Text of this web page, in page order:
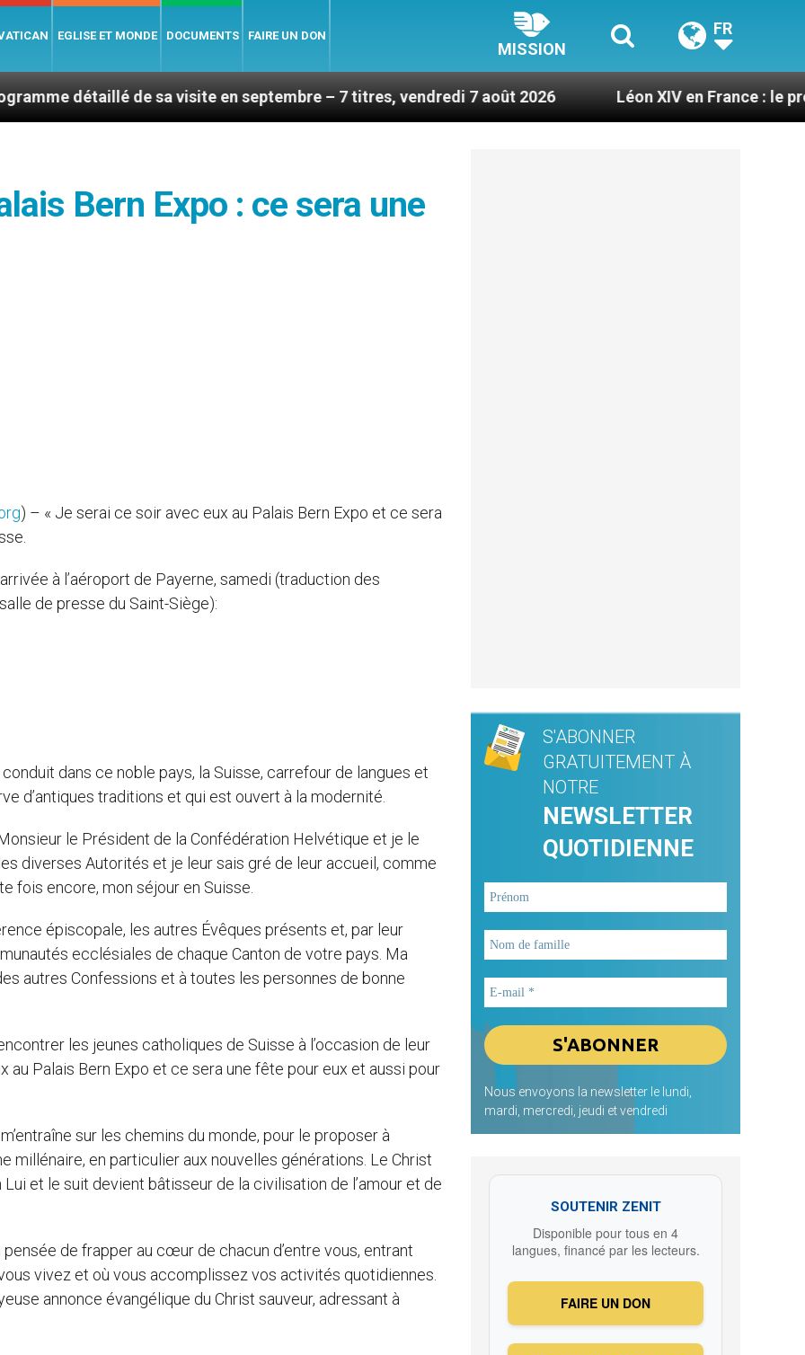
EGLISE ET MONDE DOCUMENTS FAIRE UN DON
MISSION
FR
de sa visite en septembre – 7 titres, vendredi 7 août 2026 Léon XIV en France : le programme
Bern Expo : ce sera une
) – « Je serai ce soir avec eux au Palais Bern Expo et ce sera
à l’aéroport de Payerne, samedi (traduction des
de presse du Saint-Siège):
dans ce noble pays, la Suisse, carrefour de langues et
d’antiques traditions et qui est ouvert à la modernité.
le Président de la Confédération Helvétique et je le
diverses Autorités et je leur sais gré de leur accueil, comme
fois encore, mon séjour en Suisse.
épiscopale, les autres Évêques présents et, par leur
ecclésiales de chaque Canton de votre pays. Ma
autres Confessions et à toutes les personnes de bonne
les jeunes catholiques de Suisse à l’occasion de leur
Palais Bern Expo et ce sera une fête pour eux et aussi pour
sur les chemins du monde, pour le proposer à
millénaire, en particulier aux nouvelles générations. Le Christ
et le suit devient bâtisseur de la civilisation de l’amour et de
de frapper au cœur de chacun d’entre vous, entrant
vivez et où vous accomplissez vos activités quotidiennes.
annonce évangélique du Christ sauveur, adressant à
S'ABONNER
GRATUITEMENT À
NOTRE
NEWSLETTER
QUOTIDIENNE
Nous envoyons la newsletter le lundi,
mardi, mercredi, jeudi et vendredi
SOUTENIR ZENIT
Disponible pour tous en 4
langues, financé par les lecteurs.
FAIRE UN DON